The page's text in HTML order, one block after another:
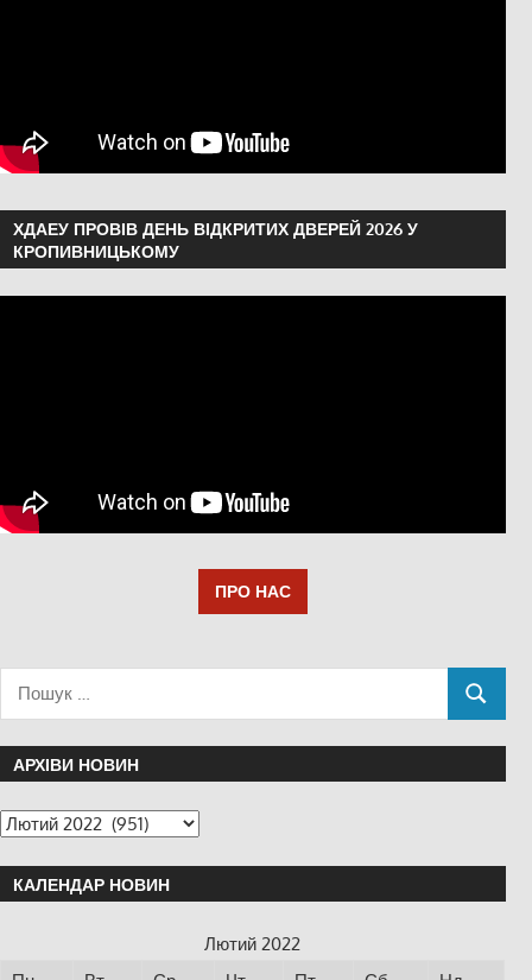
ХДАЕУ ПРОВІВ ДЕНЬ ВІДКРИТИХ ДВЕРЕЙ 2026 У
КРОПИВНИЦЬКОМУ
ПРО НАС
АРХІВИ НОВИН
КАЛЕНДАР НОВИН
Лютий 2022